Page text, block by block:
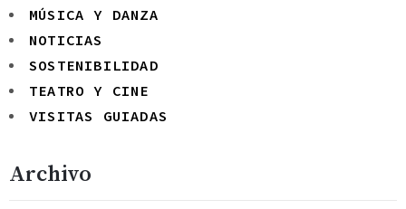
MÚSICA Y DANZA
NOTICIAS
SOSTENIBILIDAD
TEATRO Y CINE
VISITAS GUIADAS
Archivo